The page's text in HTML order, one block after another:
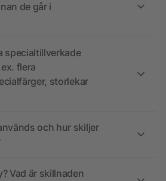
de går i
specialtillverkade
flera
storlekar
och hur skiljer
Vad är skillnaden